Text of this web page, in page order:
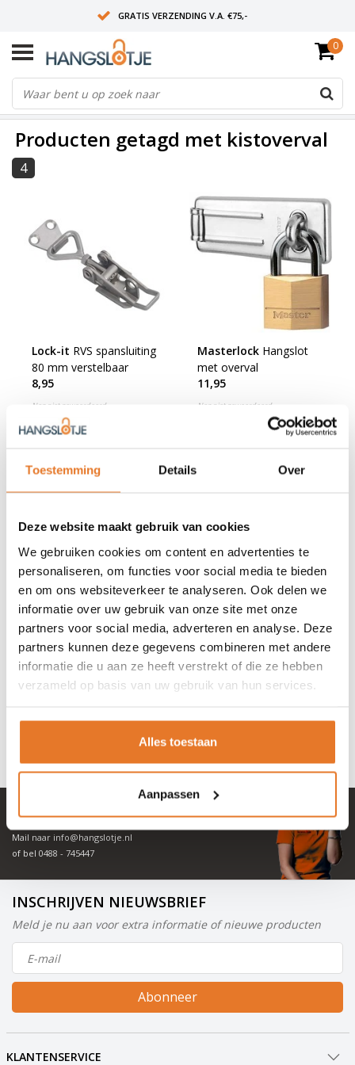
Toestemming Details Over
Deze website maakt gebruik van cookies
We gebruiken cookies om content en advertenties te
personaliseren, om functies voor social media te bieden
en om ons websiteverkeer te analyseren. Ook delen we
informatie over uw gebruik van onze site met onze
partners voor social media, adverteren en analyse. Deze
partners kunnen deze gegevens combineren met andere
informatie die u aan ze heeft verstrekt of die ze hebben
verzameld op basis van uw gebruik van hun services.
Alles toestaan
Aanpassen
GRATIS VERZENDING V.A. €75,-
OP WERKDAGEN VOOR 15:00 BESTELD? VOLGENDE DAG OP SLOT!
ALLES UIT VOORRAAD
0
Producten getagd met kistoverval
4
Lock-it RVS spansluiting
80 mm verstelbaar
8,95
Nog niet gewaardeerd
OP VOORRAAD
Masterlock Hangslot
met overval
11,95
Nog niet gewaardeerd
Lock-it Kistoverval
11,77
Sale
Lock-it Discus met
kistoverval
21,72 18,95
+ 100.000 tevreden klanten in NL & BE
Mail naar info@hangslotje.nl
of bel 0488 - 745447
INSCHRIJVEN NIEUWSBRIEF
Meld je nu aan voor extra informatie of nieuwe producten
Abonneer
KLANTENSERVICE